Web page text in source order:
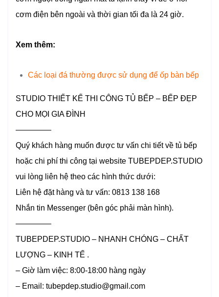
cơm điện bên ngoài và thời gian tối đa là 24 giờ.
Xem thêm:
Các loại đá thường được sử dụng để ốp bàn bếp
STUDIO THIẾT KẾ THI CÔNG TỦ BẾP – BẾP ĐẸP
CHO MỌI GIA ĐÌNH
————–
Quý khách hàng muốn được tư vấn chi tiết về tủ bếp
hoặc chi phí thi công tại website TUBEPDEP.STUDIO
vui lòng liên hệ theo các hình thức dưới:
Liên hệ đặt hàng và tư vấn: 0813 138 168
Nhắn tin Messenger (bên góc phải màn hình).
————–
TUBEPDEP.STUDIO – NHANH CHÓNG – CHẤT
LƯỢNG – KINH TẾ .
– Giờ làm việc: 8:00-18:00 hàng ngày
– Email: tubepdep.studio@gmail.com